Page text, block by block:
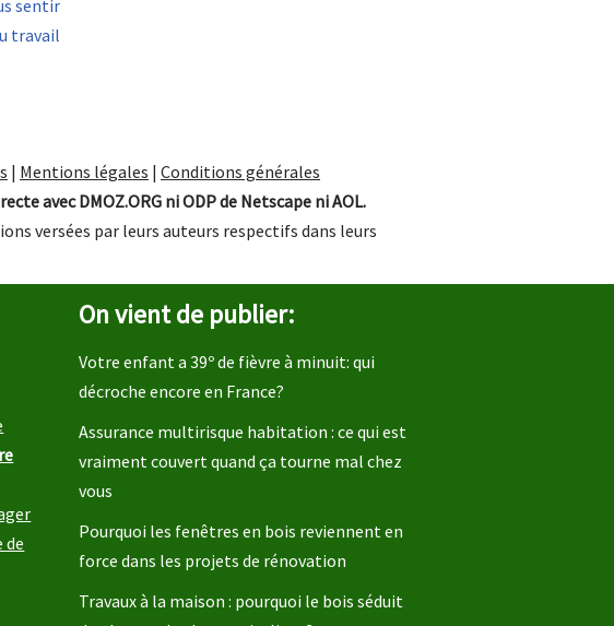
sentir
travail
| Mentions légales | Conditions générales
avec DMOZ.ORG ni ODP de Netscape ni AOL.
versées par leurs auteurs respectifs dans leurs
de
On vient de publier:
Votre enfant a 39º de fièvre à minuit: qui
décroche encore en France?
Assurance multirisque habitation : ce qui est
vraiment couvert quand ça tourne mal chez
vous
Pourquoi les fenêtres en bois reviennent en
force dans les projets de rénovation
Travaux à la maison : pourquoi le bois séduit